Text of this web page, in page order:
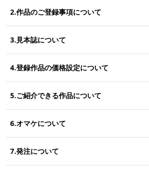
2.作品のご登録事項について
3.見本誌について
4.登録作品の価格設定について
5.ご紹介できる作品について
6.オマケについて
7.発注について